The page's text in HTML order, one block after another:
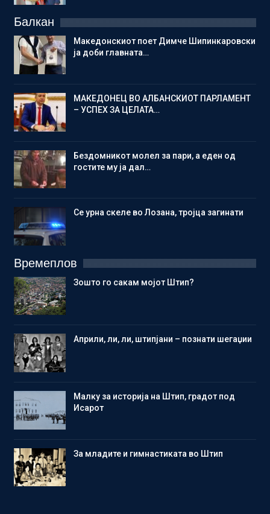
Балкан
Македонскиот поет Димче Шипинкаровски
ја доби главната…
МАКЕДОНЕЦ ВО АЛБАНСКИОТ ПАРЛАМЕНТ
– УСПЕХ ЗА ЦЕЛАТА…
Бездомникот молел за пари, а еден од
гостите му ја дал…
Се урна скеле во Лозана, тројца загинати
Времеплов
Зошто го сакам мојот Штип?
Aприли, ли, ли, штипјани – познати шегаџии
Малку за историја на Штип, градот под
Исарот
Зa младите и гимнастиката во Штип